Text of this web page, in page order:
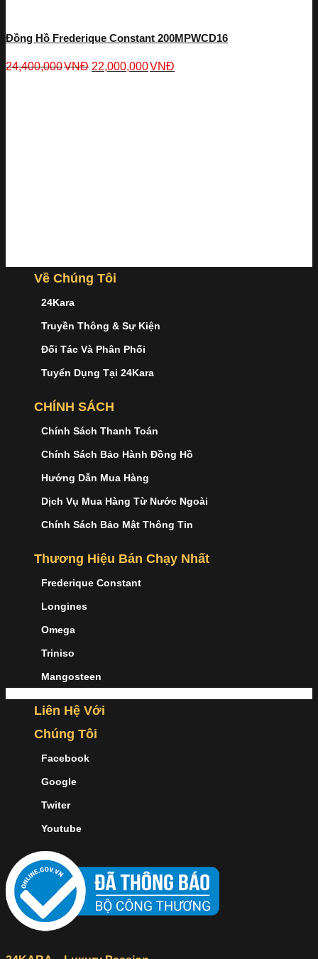
Đồng Hồ Frederique Constant 200MPWCD16
24,400,000VNĐ 22,000,000VNĐ
Về Chúng Tôi
24Kara
Truyền Thông & Sự Kiện
Đối Tác Và Phân Phối
Tuyển Dụng Tại 24Kara
CHÍNH SÁCH
Chính Sách Thanh Toán
Chính Sách Bảo Hành Đồng Hồ
Hướng Dẫn Mua Hàng
Dịch Vụ Mua Hàng Từ Nước Ngoài
Chính Sách Bảo Mật Thông Tin
Thương Hiệu Bán Chạy Nhất
Frederique Constant
Longines
Omega
Triniso
Mangosteen
Liên Hệ Với
Chúng Tôi
Facebook
Google
Twiter
Youtube